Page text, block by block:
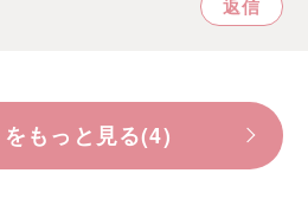
返信
もっと見る(4)